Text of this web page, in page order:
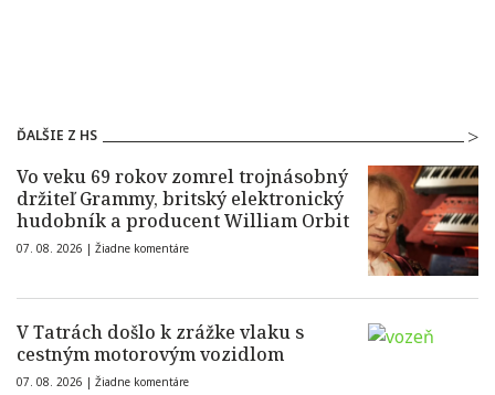
ĎALŠIE Z HS
Vo veku 69 rokov zomrel trojnásobný
držiteľ Grammy, britský elektronický
hudobník a producent William Orbit
07. 08. 2026 | Žiadne komentáre
V Tatrách došlo k zrážke vlaku s
cestným motorovým vozidlom
07. 08. 2026 | Žiadne komentáre